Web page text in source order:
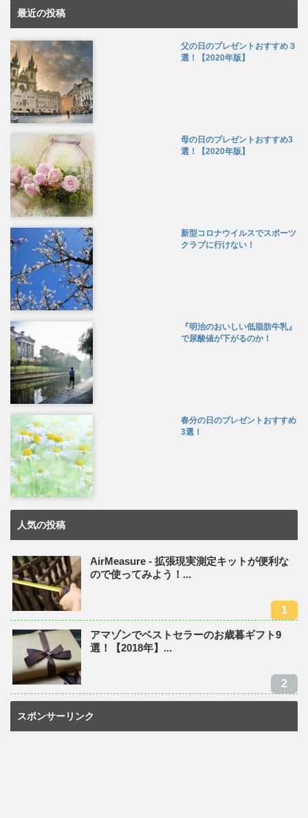
最近の投稿
父の日のプレゼントおすすめ３
選！【2020年版】
母の日のプレゼントおすすめ3
選！【2020年版】
新型コロナウイルスでスポーツ
クラブに行けない！
『明治のおいしい低脂肪牛乳』
で尿酸値が下がるのか！
春分の日のプレゼントおすすめ
3選！
人気の投稿
AirMeasure - 拡張現実測定キットが便利な
ので使ってみよう！...
アマゾンでベストセラーのお歳暮ギフト9
選！【2018年】...
スポンサーリンク